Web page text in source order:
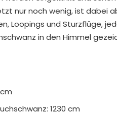
nur noch wenig, ist dabei
Loopings und Sturzflüge,
in den Himmel
1230 cm